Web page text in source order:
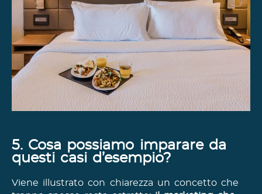
5. Cosa possiamo imparare da
questi casi d’esempio?
Viene illustrato con chiarezza un concetto che